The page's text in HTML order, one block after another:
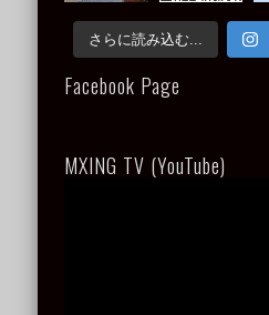
さらに読み込む...
Facebook Page
MXING TV (YouTube)